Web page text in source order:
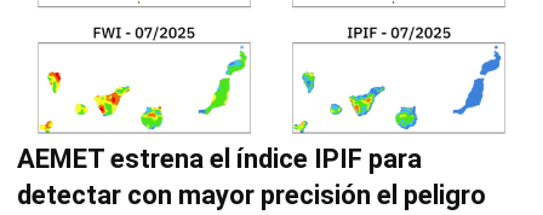
AEMET estrena el índice IPIF para
detectar con mayor precisión el peligro